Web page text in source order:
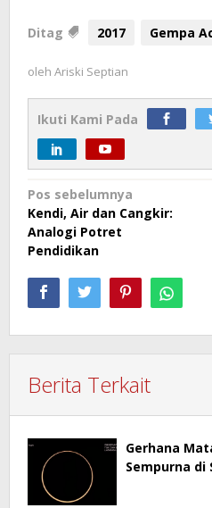
Ditag 2017 Gempa
oleh Ariski Septian
Ikuti Kami Pada
Navigasi
pos
Pos sebelumnya
Kendi, Air dan Cangkir:
Analogi Potret
Pendidikan
Berita Terkait
Gerhana
Sempurna di